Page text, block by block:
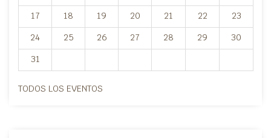
17
18 19 20 21 22
23
24
25 26 27 28 29
30
31
TODOS LOS EVENTOS